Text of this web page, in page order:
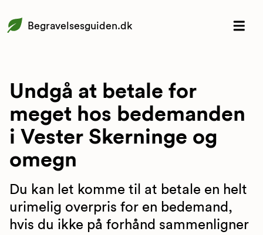
Begravelsesguiden.dk
Undgå at betale for
meget hos bedemanden
i Vester Skerninge og
omegn
Du kan let komme til at betale en helt
urimelig overpris for en bedemand,
hvis du ikke på forhånd sammenligner